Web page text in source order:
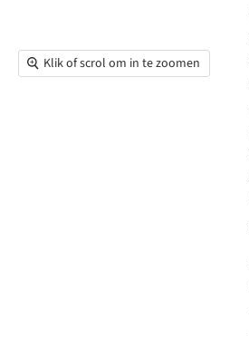
Klik of scrol om in te zoomen